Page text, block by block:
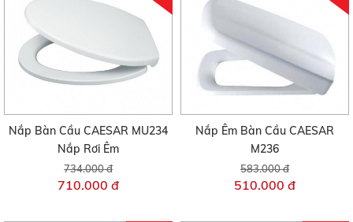
Nắp Bàn Cầu CAESAR MU234
Nắp Rơi Êm
734.000 đ
710.000 đ
Nắp Êm Bàn Cầu CAESAR
M236
583.000 đ
510.000 đ